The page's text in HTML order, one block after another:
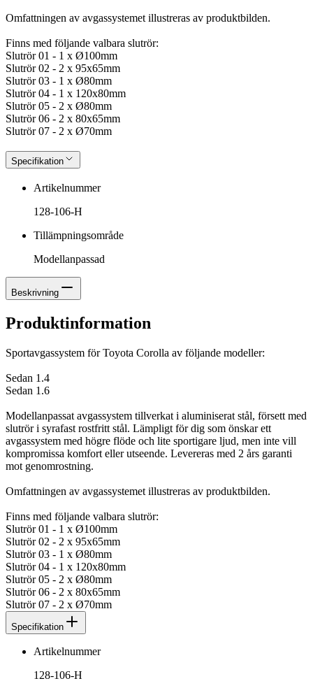
Omfattningen av avgassystemet illustreras av produktbilden.
Finns med följande valbara slutrör:
Slutrör 01 - 1 x Ø100mm
Slutrör 02 - 2 x 95x65mm
Slutrör 03 - 1 x Ø80mm
Slutrör 04 - 1 x 120x80mm
Slutrör 05 - 2 x Ø80mm
Slutrör 06 - 2 x 80x65mm
Slutrör 07 - 2 x Ø70mm
Specifikation
Artikelnummer
128-106-H
Tillämpningsområde
Modellanpassad
Beskrivning
Produktinformation
Sportavgassystem för Toyota Corolla av följande modeller:
Sedan 1.4
Sedan 1.6
Modellanpassat avgassystem tillverkat i aluminiserat stål, försett med
slutrör i syrafast rostfritt stål. Lämpligt för dig som önskar ett
avgassystem med högre flöde och lite sportigare ljud, men inte vill
kompromissa komfort eller utseende. Levereras med 2 års garanti
mot genomrostning.
Omfattningen av avgassystemet illustreras av produktbilden.
Finns med följande valbara slutrör:
Slutrör 01 - 1 x Ø100mm
Slutrör 02 - 2 x 95x65mm
Slutrör 03 - 1 x Ø80mm
Slutrör 04 - 1 x 120x80mm
Slutrör 05 - 2 x Ø80mm
Slutrör 06 - 2 x 80x65mm
Slutrör 07 - 2 x Ø70mm
Specifikation
Artikelnummer
128-106-H